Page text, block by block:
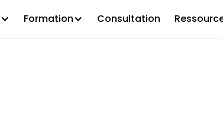
Formation Consultation